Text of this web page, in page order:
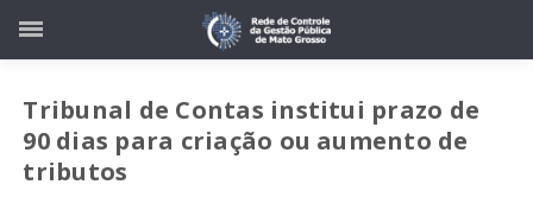
Tribunal de Contas institui prazo de
90 dias para criação ou aumento de
tributos